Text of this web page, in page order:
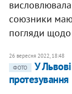
висловлювала
союзники
погляди щодо
26 вересня 2022, 18:48
ФОТО
У
протезування